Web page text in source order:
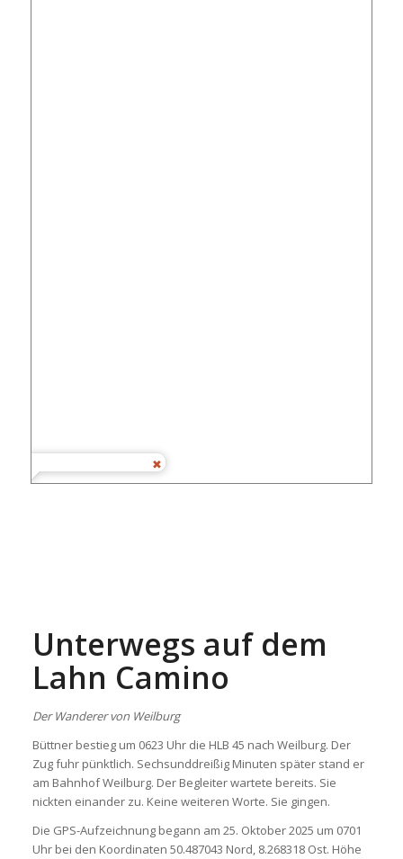
Unterwegs auf dem
Lahn Camino
Der Wanderer von Weilburg
Büttner bestieg um 0623 Uhr die HLB 45 nach Weilburg. Der
Zug fuhr pünktlich. Sechsunddreißig Minuten später stand er
am Bahnhof Weilburg. Der Begleiter wartete bereits. Sie
nickten einander zu. Keine weiteren Worte. Sie gingen.
Die GPS-Aufzeichnung begann am 25. Oktober 2025 um 0701
Uhr bei den Koordinaten 50.487043 Nord, 8.268318 Ost. Höhe